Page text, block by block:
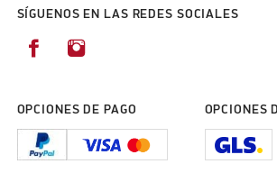
SÍGUENOS EN LAS REDES SOCIALES
OPCIONES DE PAGO OPCIONES